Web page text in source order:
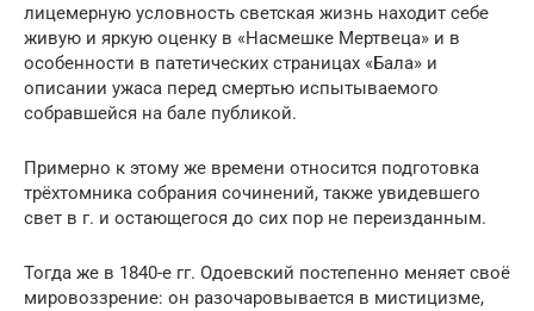
лицемерную условность светская жизнь находит себе
живую и яркую оценку в «Насмешке Мертвеца» и в
особенности в патетических страницах «Бала» и
описании ужаса перед смертью испытываемого
собравшейся на бале публикой.
Примерно к этому же времени относится подготовка
трёхтомника собрания сочинений, также увидевшего
свет в г. и остающегося до сих пор не переизданным.
Тогда же в 1840-е гг. Одоевский постепенно меняет своё
мировоззрение: он разочаровывается в мистицизме,